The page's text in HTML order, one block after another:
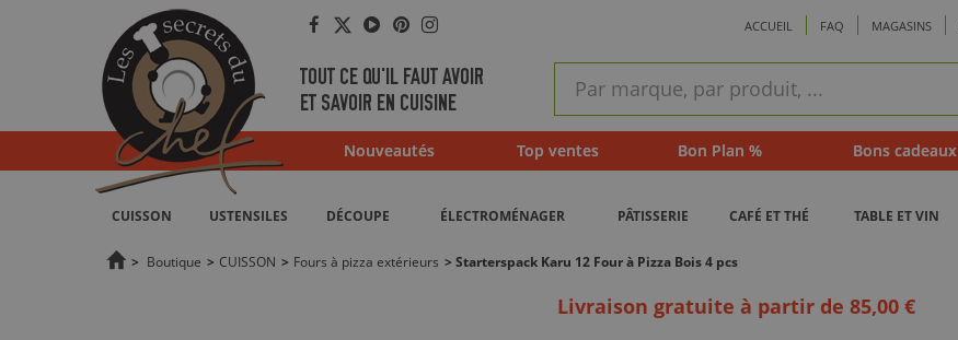
Facebook
Twitter
YouTube
Pinterest
Instagram ACCUEIL FAQ MAGASINS
TOUT CE QU'IL FAUT AVOIR
ET SAVOIR EN CUISINE
rapide
Nouveautés Top ventes Bon Plan % Bons cadeaux
CUISSON USTENSILES DÉCOUPE ÉLECTROMÉNAGER PÂTISSERIE CAFÉ ET THÉ TABLE ET VIN
> Boutique > CUISSON > Fours à pizza extérieurs > Starterspack Karu 12 Four à Pizza Bois 4 pcs
Livraison gratuite à partir de 85,00 €